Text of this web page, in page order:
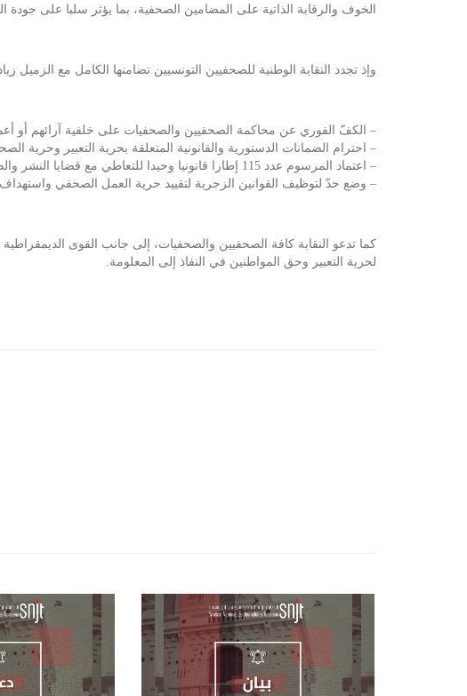
الخوف والرقابة الذاتية على المضامين الصحفية، بما يؤثر سلبا على
وإذ تجدد النقابة الوطنية للصحفيين التونسيين تضامنها الكامل مع الزميل
– الكفّ الفوري عن محاكمة الصحفيين والصحفيات على خلفية آرائهم أو
– احترام الضمانات الدستورية والقانونية المتعلقة بحرية التعبير وحرية
– اعتماد المرسوم عدد 115 إطارا قانونيا وحيدا للتعاطي مع قضايا النشر والصحافة.
– وضع حدّ لتوظيف القوانين الزجرية لتقييد حرية العمل الصحفي
كما تدعو النقابة كافة الصحفيين والصحفيات، إلى جانب القوى
لحرية التعبير وحق المواطنين في النفاذ إلى المعلومة.